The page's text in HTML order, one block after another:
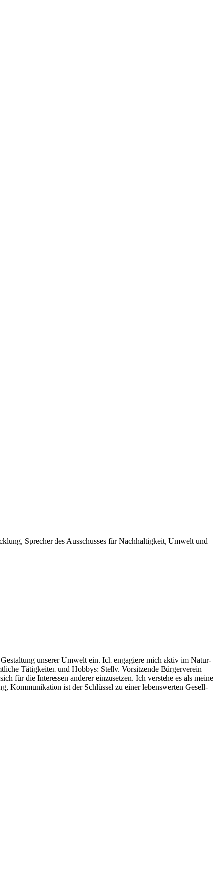
Spre­cher des Aus­schus­ses für Nach­hal­tig­keit, Umwelt und
unse­rer Umwelt ein. Ich enga­gie­re mich aktiv im Natur-
Tätig­kei­ten und Hob­bys: Stellv. Vor­sit­zen­de Bür­ger­ver­ein
für die Inter­es­sen ande­rer ein­zu­set­zen. Ich ver­ste­he es als mei­ne
Kom­mu­ni­ka­ti­on ist der Schlüs­sel zu einer lebens­wer­ten Gesell­